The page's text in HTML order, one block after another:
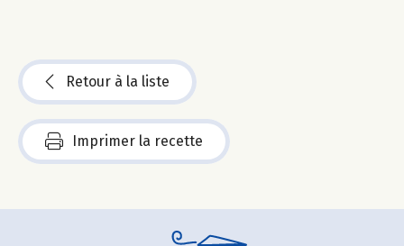
Retour à la liste
Imprimer la recette